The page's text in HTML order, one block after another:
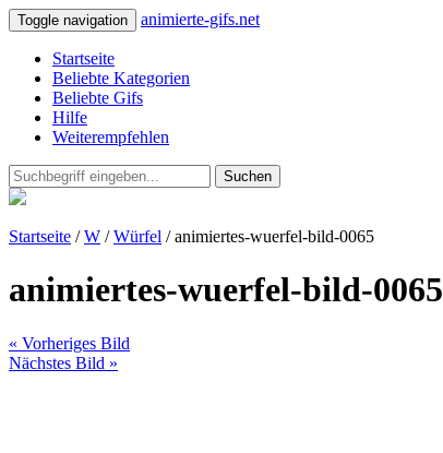
Toggle navigation animierte-gifs.net
Startseite
Beliebte Kategorien
Beliebte Gifs
Hilfe
Weiterempfehlen
Suchen
Startseite /W /Würfel / animiertes-wuerfel-bild-0065
animiertes-wuerfel-bild-0065
« Vorheriges Bild
Nächstes Bild »